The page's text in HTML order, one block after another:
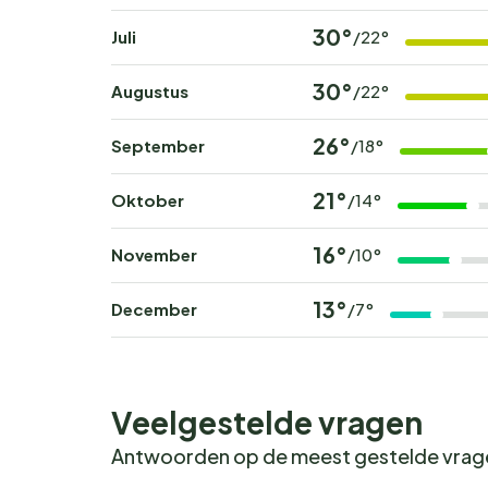
bijCamping Oaza Mira
en beleef een
Juli 30°/22°
Augustus 30°/22°
September 26°/18°
Oktober 21°/14°
November 16°/10°
December 13°/7°
Veelgestelde vragen
Antwoorden op de meest gestelde